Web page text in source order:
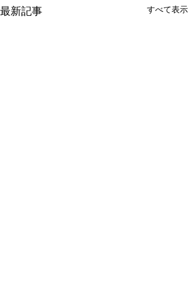
最新記事 すべて表示